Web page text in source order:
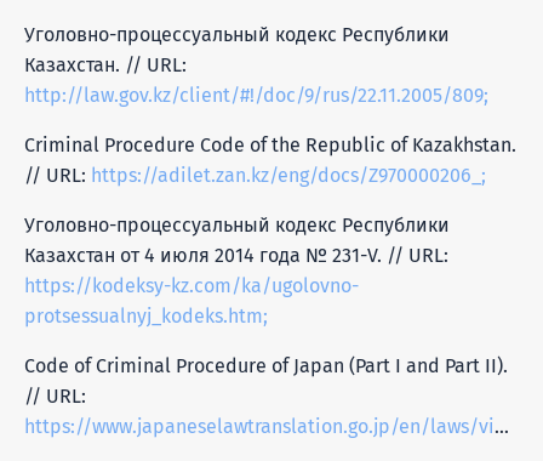
Уголовно-процессуальный кодекс Республики
Казахстан. // URL:
http://law.gov.kz/client/#!/doc/9/rus/22.11.2005/809;
Criminal Procedure Code of the Republic of Kazakhstan.
// URL: https://adilet.zan.kz/eng/docs/Z970000206_;
Уголовно-процессуальный кодекс Республики
Казахстан от 4 июля 2014 года № 231-V. // URL:
https://kodeksy-kz.com/ka/ugolovno-
protsessualnyj_kodeks.htm;
Code of Criminal Procedure of Japan (Part I and Part II).
// URL:
https://www.japaneselawtranslation.go.jp/en/laws/view/2056/en;